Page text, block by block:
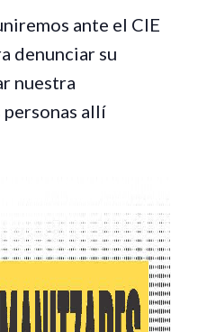
ante el CIE
denunciar su
nuestra
allí